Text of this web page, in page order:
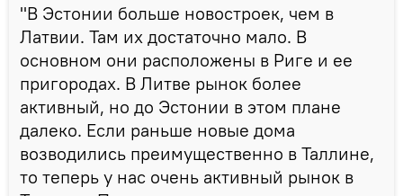
"В Эстонии больше новостроек, чем в
Латвии. Там их достаточно мало. В
основном они расположены в Риге и ее
пригородах. В Литве рынок более
активный, но до Эстонии в этом плане
далеко. Если раньше новые дома
возводились преимущественно в Таллине,
то теперь у нас очень активный рынок в